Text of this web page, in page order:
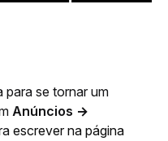
para se tornar um
Anúncios →